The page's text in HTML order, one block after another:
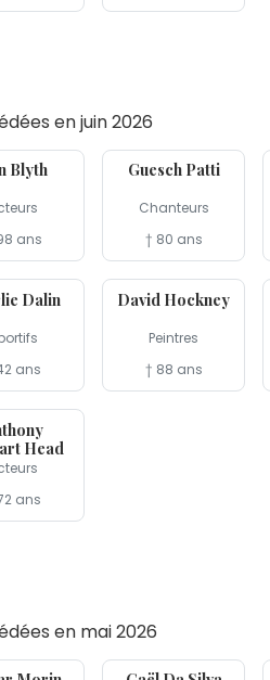
en juin 2026
Blyth
ans
Guesch Patti
Chanteurs
† 80 ans
Dalin
ans
11 jun
David Hockney
Peintres
† 88 ans
Head
ans
en mai 2026